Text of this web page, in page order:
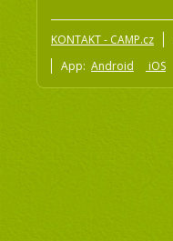
KONTAKT - CAMP.cz
App: Android iOS